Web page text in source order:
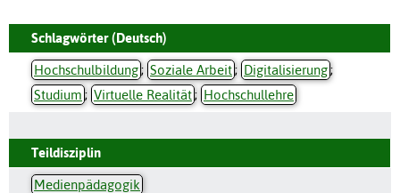
Schlagwörter (Deutsch)
Hochschulbildung; Soziale Arbeit; Digitalisierung;
Studium ; Virtuelle Realität; Hochschullehre
Teildisziplin
Medienpädagogik